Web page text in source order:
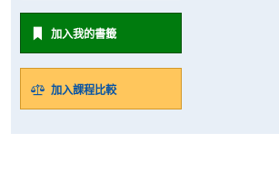
加入我的書籤
加入課程比較